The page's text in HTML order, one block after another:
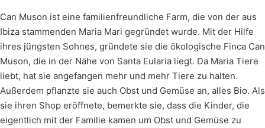
Can Muson ist eine familienfreundliche Farm, die von der aus
Ibiza stammenden Maria Mari gegründet wurde. Mit der Hilfe
ihres jüngsten Sohnes, gründete sie die ökologische Finca Can
Muson, die in der Nähe von Santa Eularia liegt. Da Maria Tiere
liebt, hat sie angefangen mehr und mehr Tiere zu halten.
Außerdem pflanzte sie auch Obst und Gemüse an, alles Bio. Als
sie ihren Shop eröffnete, bemerkte sie, dass die Kinder, die
eigentlich mit der Familie kamen um Obst und Gemüse zu